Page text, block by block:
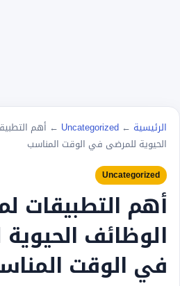
الرئيسية ←
Uncategorized
← أهم
الحيوية للمرضى في الوقت المناسب
Uncategorized
أهم التطبيقات
الوظائف
في الوقت